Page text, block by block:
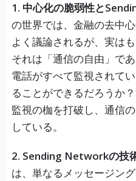
1. 中心化の脆弱性と
の世界では、金融の去中
よく議論されるが、実は
それは「通信の自由」で
電話がすべて監視されて
ることができるだろうか
監視の枷を打破し、通信
している。
2. Sending Networkの技
は、単なるメッセージン